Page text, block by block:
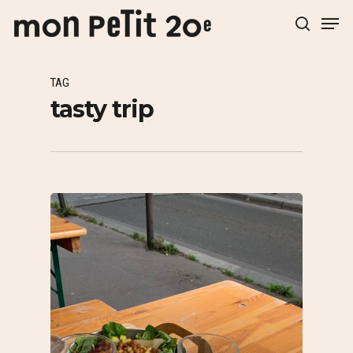
Hit enter to search or ESC to close
TAG
tasty trip